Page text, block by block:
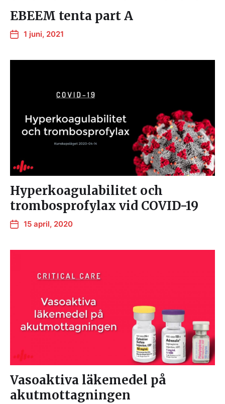
EBEEM tenta part A
1 juni, 2021
Hyperkoagulabilitet och
trombosprofylax vid COVID-19
15 april, 2020
Vasoaktiva läkemedel på
akutmottagningen